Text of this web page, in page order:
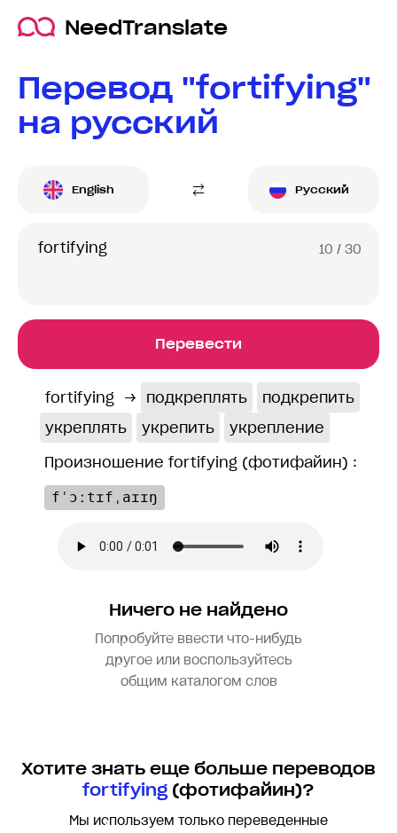
NeedTranslate
Перевод "fortifying"
на русский
English Русский
10 / 30
Перевести
fortifying → подкреплять
подкрепить
укреплять
укрепить
укрепление
Произношение fortifying (фотифайин) :
fˈɔːtɪfˌaɪɪŋ
Ничего не найдено
Попробуйте ввести что-нибудь
другое или воспользуйтесь
общим каталогом слов
Хотите знать еще больше переводов
fortifying (фотифайин)?
Мы используем только переведенные